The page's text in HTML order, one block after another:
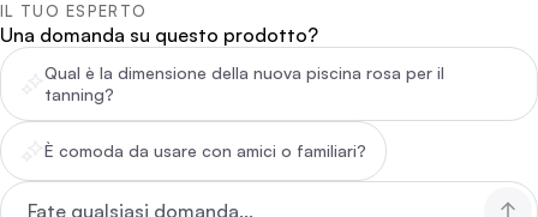
IL TUO ESPERTO
Una domanda su questo prodotto?
Qual è la dimensione della nuova piscina rosa per il
tanning?
È comoda da usare con amici o familiari?